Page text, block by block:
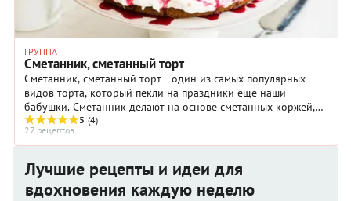
ГРУППА
Сметанник, сметанный торт
Сметанник, сметанный торт - один из самых популярных
видов торта, который пекли на праздники еще наши
бабушки. Сметанник делают на основе сметанных коржей,
промазанных сметанным кремом.
5 (4)
27 рецептов
Лучшие рецепты и идеи для
вдохновения каждую неделю